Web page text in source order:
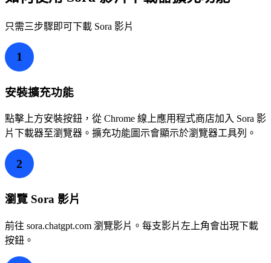
只需三步驟即可下載 Sora 影片
1
安裝擴充功能
點擊上方安裝按鈕，從 Chrome 線上應用程式商店加入 Sora 影
片下載器至瀏覽器。擴充功能圖示會顯示於瀏覽器工具列。
2
瀏覽 Sora 影片
前往 sora.chatgpt.com 瀏覽影片。每支影片左上角會出現下載
按鈕。